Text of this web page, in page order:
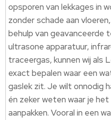
opsporen van lekkages in
zonder schade aan
behulp van geavanceerde
ultrasone apparatuur,
traceergas, kunnen wij als
exact bepalen waar een
gaslek zit.​ Je wilt onnodig
én zeker weten waar je
aanpakken.​ Vooral in een